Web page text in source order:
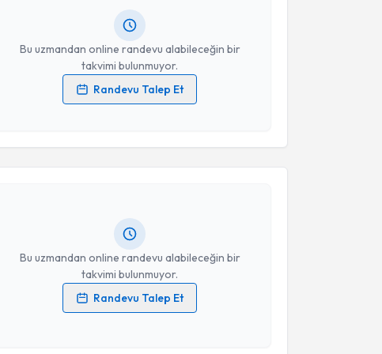
Bu uzmandan online randevu alabileceğin bir
takvimi bulunmuyor.
Randevu Talep Et
Kişisel verilerimin işlenmesine ilişkinAydınlatma Metni
Bu uzmandan online randevu alabileceğin bir
takvimi bulunmuyor.
Randevu Talep Et
Kişisel verilerimin işlenmesine ilişkinAydınlatma Metni